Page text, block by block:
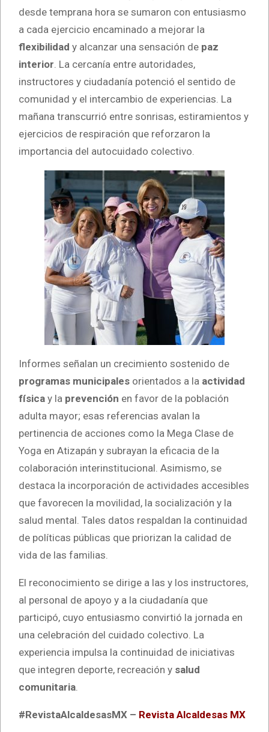
desde temprana hora se sumaron con entusiasmo
a cada ejercicio encaminado a mejorar la
flexibilidad y alcanzar una sensación de paz
interior . La cercanía entre autoridades,
instructores y ciudadanía potenció el sentido de
comunidad y el intercambio de experiencias. La
mañana transcurrió entre sonrisas, estiramientos y
ejercicios de respiración que reforzaron la
importancia del autocuidado colectivo.
Informes señalan un crecimiento sostenido de
programas municipales orientados a la actividad
física y la prevención en favor de la población
adulta mayor; esas referencias avalan la
pertinencia de acciones como la Mega Clase de
Yoga en Atizapán y subrayan la eficacia de la
colaboración interinstitucional. Asimismo, se
destaca la incorporación de actividades accesibles
que favorecen la movilidad, la socialización y la
salud mental. Tales datos respaldan la continuidad
de políticas públicas que priorizan la calidad de
vida de las familias.
El reconocimiento se dirige a las y los instructores,
al personal de apoyo y a la ciudadanía que
participó, cuyo entusiasmo convirtió la jornada en
una celebración del cuidado colectivo. La
experiencia impulsa la continuidad de iniciativas
que integren deporte, recreación y salud
comunitaria
#RevistaAlcaldesasMX – Revista Alcaldesas MX